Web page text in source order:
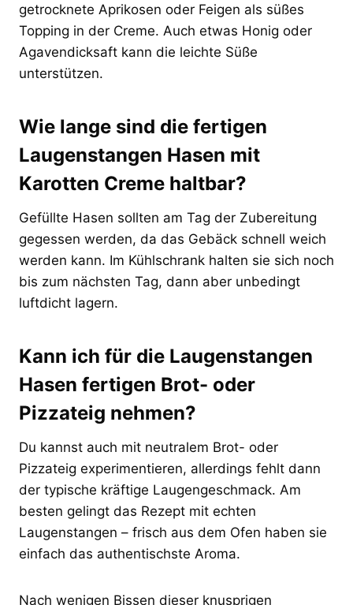
getrocknete Aprikosen oder Feigen als süßes
Topping in der Creme. Auch etwas Honig oder
Agavendicksaft kann die leichte Süße
unterstützen.
Wie lange sind die fertigen
Laugenstangen Hasen mit
Karotten Creme haltbar?
Gefüllte Hasen sollten am Tag der Zubereitung
gegessen werden, da das Gebäck schnell weich
werden kann. Im Kühlschrank halten sie sich noch
bis zum nächsten Tag, dann aber unbedingt
luftdicht lagern.
Kann ich für die Laugenstangen
Hasen fertigen Brot- oder
Pizzateig nehmen?
Du kannst auch mit neutralem Brot- oder
Pizzateig experimentieren, allerdings fehlt dann
der typische kräftige Laugengeschmack. Am
besten gelingt das Rezept mit echten
Laugenstangen – frisch aus dem Ofen haben sie
einfach das authentischste Aroma.
Nach wenigen Bissen dieser knusprigen